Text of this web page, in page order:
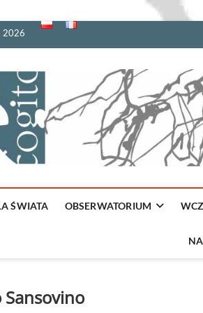
2026
ŚWIATA OBSERWATORIUM
Sansovino